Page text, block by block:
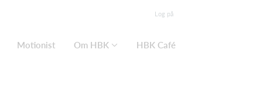
Log på
Motionist Om HBK HBK Café